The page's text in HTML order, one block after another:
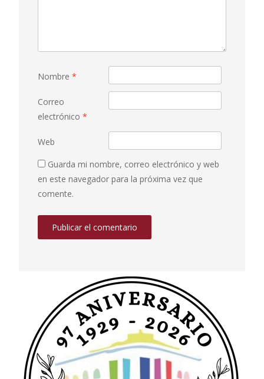
Nombre *
Correo
electrónico *
Web
Guarda mi nombre, correo electrónico y web
en este navegador para la próxima vez que
comente.